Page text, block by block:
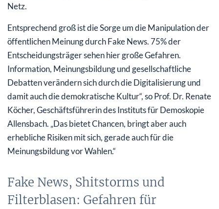
Netz.
Entsprechend groß ist die Sorge um die Manipulation der
öffentlichen Meinung durch Fake News. 75% der
Entscheidungsträger sehen hier große Gefahren.
Information, Meinungsbildung und gesellschaftliche
Debatten verändern sich durch die Digitalisierung und
damit auch die demokratische Kultur“, so Prof. Dr. Renate
Köcher, Geschäftsführerin des Instituts für Demoskopie
Allensbach. „Das bietet Chancen, bringt aber auch
erhebliche Risiken mit sich, gerade auch für die
Meinungsbildung vor Wahlen.“
Fake News, Shitstorms und
Filterblasen: Gefahren für